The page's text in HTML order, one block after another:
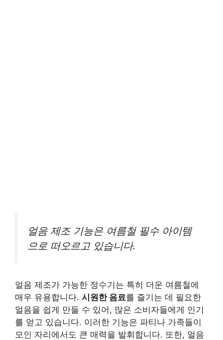
얼음 제조 기능은 여름철 필수 아이템
으로 떠오르고 있습니다.
얼음 제조가 가능한 정수기는 특히 더운 여름철에
매우 유용합니다. 시원한 음료를 즐기는 데 필요한
얼음을 쉽게 만들 수 있어, 많은 소비자들에게 인기
를 얻고 있습니다. 이러한 기능은 파티나 가족들이
모인 자리에서도 큰 매력을 발휘합니다. 또한, 얼음